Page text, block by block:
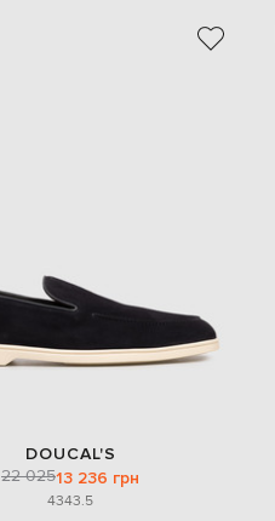
DOUCAL'S
22 02513 236 грн
4343.5